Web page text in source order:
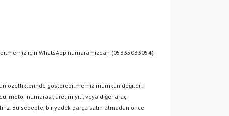
için WhatsApp numaramızdan (05335033054)
özelliklerinde gösterebilmemiz mümkün değildir.
motor numarası, üretim yılı, veya diğer araç
Bu sebeple, bir yedek parça satın almadan önce